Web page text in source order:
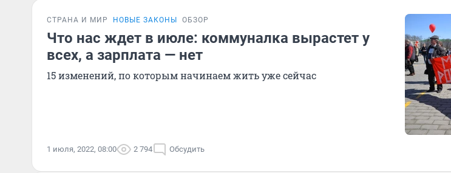
СТРАНА И МИР НОВЫЕ ЗАКОНЫ ОБЗОР
Что нас ждет в июле: коммуналка вырастет у
всех, а зарплата — нет
15 изменений, по которым начинаем жить уже сейчас
1 июля, 2022, 08:00 2 794 Обсудить